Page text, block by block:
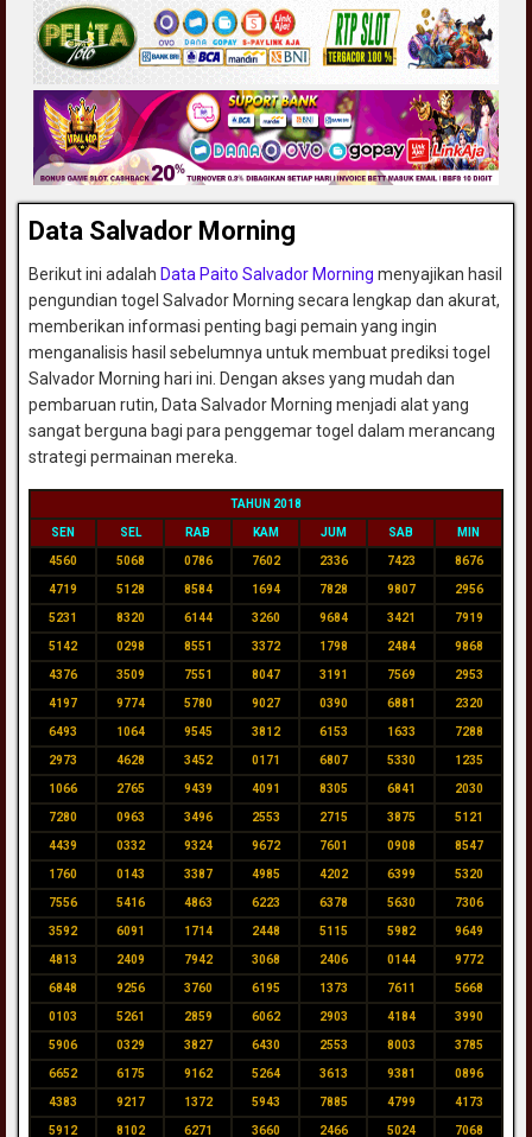
Data Salvador Morning
Berikut ini adalah Data Paito Salvador Morning menyajikan hasil
pengundian togel Salvador Morning secara lengkap dan akurat,
memberikan informasi penting bagi pemain yang ingin
menganalisis hasil sebelumnya untuk membuat prediksi togel
Salvador Morning hari ini. Dengan akses yang mudah dan
pembaruan rutin, Data Salvador Morning menjadi alat yang
sangat berguna bagi para penggemar togel dalam merancang
strategi permainan mereka.
TAHUN 2018
SEN SEL RAB KAM JUM SAB MIN
4560 5068 0786 7602 2336 7423 8676
4719 5128 8584 1694 7828 9807 2956
5231 8320 6144 3260 9684 3421 7919
5142 0298 8551 3372 1798 2484 9868
4376 3509 7551 8047 3191 7569 2953
4197 9774 5780 9027 0390 6881 2320
6493 1064 9545 3812 6153 1633 7288
2973 4628 3452 0171 6807 5330 1235
1066 2765 9439 4091 8305 6841 2030
7280 0963 3496 2553 2715 3875 5121
4439 0332 9324 9672 7601 0908 8547
1760 0143 3387 4985 4202 6399 5320
7556 5416 4863 6223 6378 5630 7306
3592 6091 1714 2448 5115 5982 9649
4813 2409 7942 3068 2406 0144 9772
6848 9256 3760 6195 1373 7611 5668
0103 5261 2859 6062 2903 4184 3990
5906 0329 3827 6430 2553 8003 3785
6652 6175 9162 5264 3613 9381 0896
4383 9217 1372 5943 7885 4799 4173
5912 8102 6271 3660 2466 5024 7068